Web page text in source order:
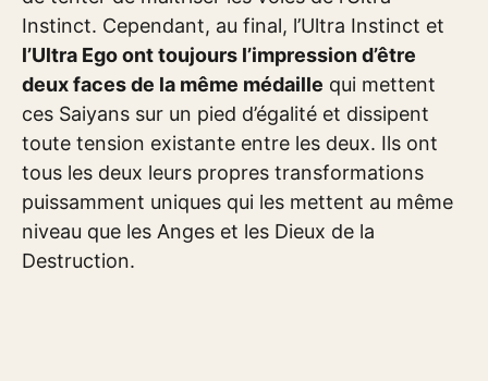
Instinct. Cependant, au final, l’Ultra Instinct et
l’Ultra Ego ont toujours l’impression d’être
deux faces de la même médaille qui mettent
ces Saiyans sur un pied d’égalité et dissipent
toute tension existante entre les deux. Ils ont
tous les deux leurs propres transformations
puissamment uniques qui les mettent au même
niveau que les Anges et les Dieux de la
Destruction.